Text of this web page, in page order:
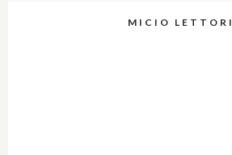
MICIO LETTORI